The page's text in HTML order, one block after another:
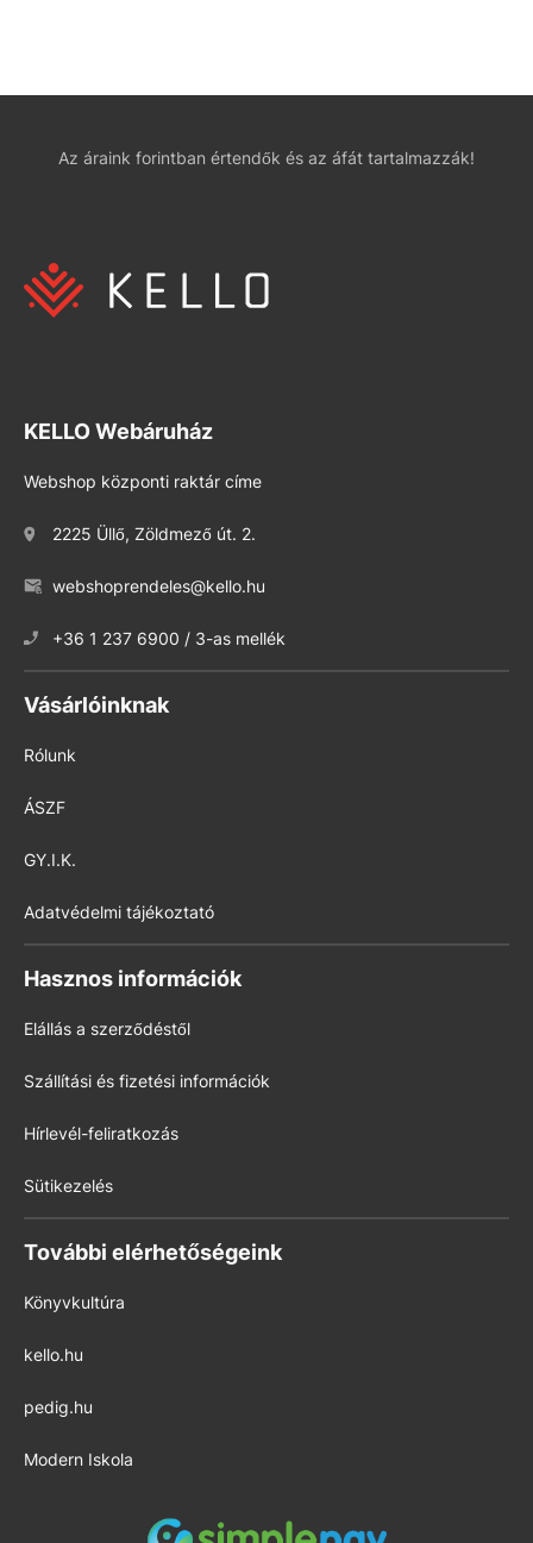
Az áraink forintban értendők és az áfát tartalmazzák!
KELLO Webáruház
Webshop központi raktár címe
2225 Üllő, Zöldmező út. 2.
webshoprendeles@kello.hu
+36 1 237 6900 / 3-as mellék
Vásárlóinknak
Rólunk
ÁSZF
GY.I.K.
Adatvédelmi tájékoztató
Hasznos információk
Elállás a szerződéstől
Szállítási és fizetési információk
Hírlevél-feliratkozás
Sütikezelés
További elérhetőségeink
Könyvkultúra
kello.hu
pedig.hu
Modern Iskola